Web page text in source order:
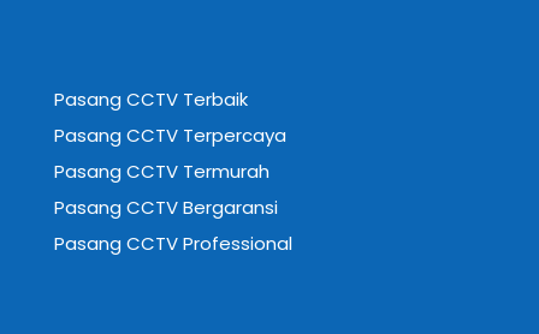
Pasang CCTV Terbaik
Pasang CCTV Terpercaya
Pasang CCTV Termurah
Pasang CCTV Bergaransi
Pasang CCTV Professional